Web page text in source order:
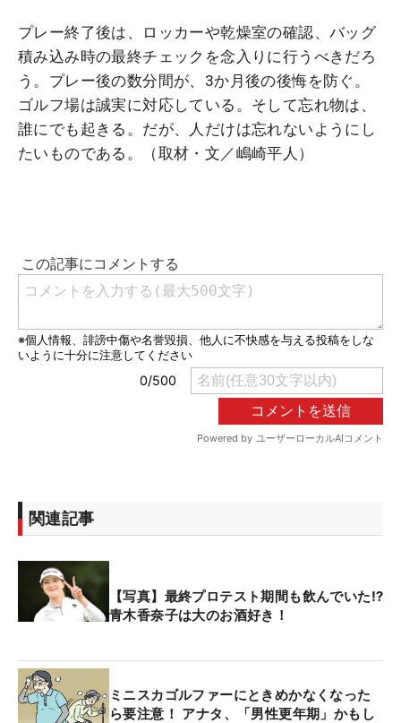
プレー終了後は、ロッカーや乾燥室の確認、バッグ
積み込み時の最終チェックを念入りに行うべきだろ
う。プレー後の数分間が、3か月後の後悔を防ぐ。
ゴルフ場は誠実に対応している。そして忘れ物は、
誰にでも起きる。だが、人だけは忘れないようにし
たいものである。（取材・文／嶋崎平人）
関連記事
【写真】最終プロテスト期間も飲んでいた⁉
青木香奈子は大のお酒好き！
ミニスカゴルファーにときめかなくなった
ら要注意！ アナタ、「男性更年期」かもし